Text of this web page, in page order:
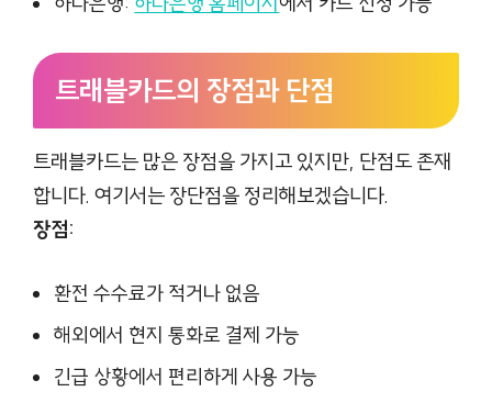
트래블카드의 장점과 단점
트래블카드는 많은 장점을 가지고 있지만, 단점도 존재
합니다. 여기서는 장단점을 정리해보겠습니다.
장점:
환전 수수료가 적거나 없음
해외에서 현지 통화로 결제 가능
긴급 상황에서 편리하게 사용 가능